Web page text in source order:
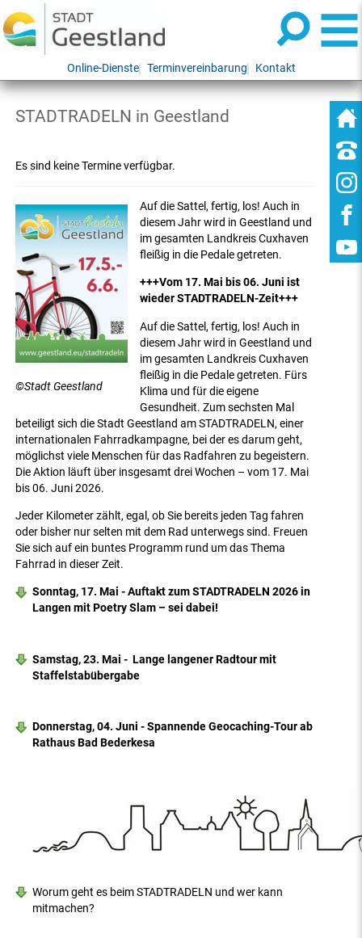
Online-Dienste Terminvereinbarung Kontakt
STADTRADELN in Geestland
Es sind keine Termine verfügbar.
©Stadt Geestland
Auf die Sattel, fertig, los! Auch in
diesem Jahr wird in Geestland und
im gesamten Landkreis Cuxhaven
fleißig in die Pedale getreten.
+++Vom 17. Mai bis 06. Juni ist
wieder STADTRADELN-Zeit+++
Auf die Sattel, fertig, los! Auch in
diesem Jahr wird in Geestland und
im gesamten Landkreis Cuxhaven
fleißig in die Pedale getreten. Fürs
Klima und für die eigene
Gesundheit. Zum sechsten Mal
beteiligt sich die Stadt Geestland am STADTRADELN, einer
internationalen Fahrradkampagne, bei der es darum geht,
möglichst viele Menschen für das Radfahren zu begeistern.
Die Aktion läuft über insgesamt drei Wochen – vom 17. Mai
bis 06. Juni 2026.
Jeder Kilometer zählt, egal, ob Sie bereits jeden Tag fahren
oder bisher nur selten mit dem Rad unterwegs sind. Freuen
Sie sich auf ein buntes Programm rund um das Thema
Fahrrad in dieser Zeit.
Sonntag, 17. Mai - Auftakt zum STADTRADELN 2026 in
Langen mit Poetry Slam – sei dabei!
Samstag, 23. Mai - Lange langener Radtour mit
Staffelstabübergabe
Donnerstag, 04. Juni - Spannende Geocaching-Tour ab
Rathaus Bad Bederkesa
Worum geht es beim STADTRADELN und wer kann
mitmachen?